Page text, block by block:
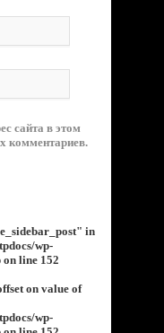
сайта в этом
комментариев.
in
wp-
on line 152
on value of
wp-